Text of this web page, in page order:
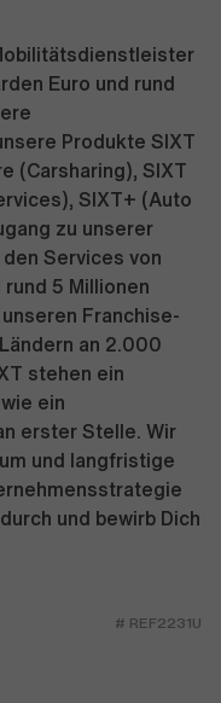
Euro und rund
Produkte SIXT
(Carsharing), SIXT
SIXT+ (Auto
zu unserer
Services von
5 Millionen
Franchise-
an 2.000
stehen ein
ein
erster Stelle. Wir
und langfristige
und bewirb Dich
# REF2231U